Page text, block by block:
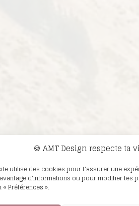
🍪 AMT Design respecte ta
utilise des cookies pour t'assurer une
d'informations ou pour modifier tes
Préférences ».